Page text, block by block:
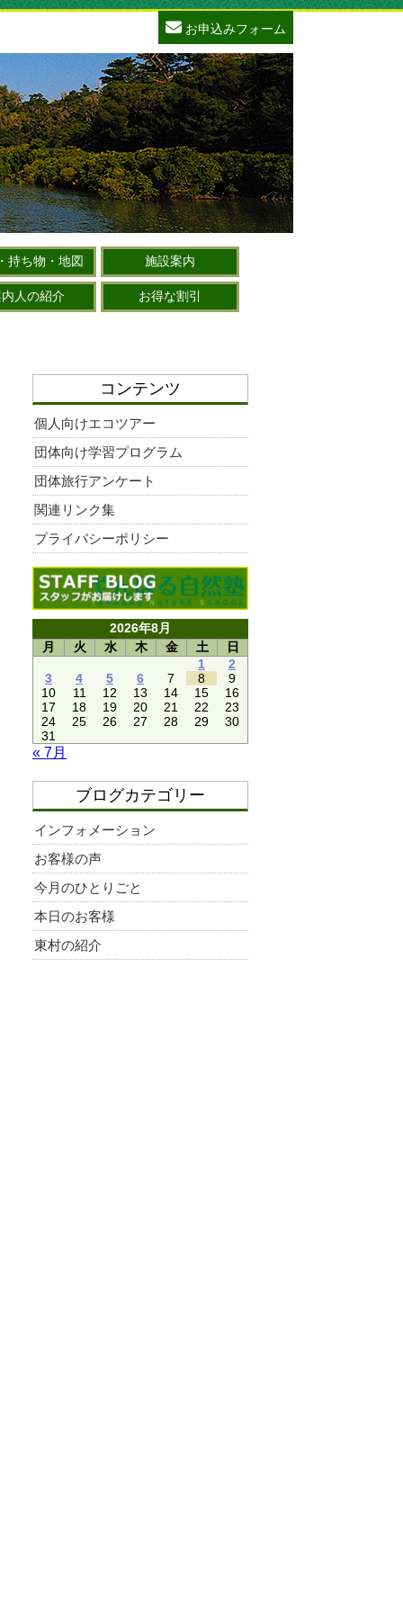
お申込みフォーム
持ち物・地図 施設案内
人の紹介 お得な割引
コンテンツ
個人向けエコツアー
団体向け学習プログラム
団体旅行アンケート
関連リンク集
プライバシーポリシー
2026年8月
月
火 水 木 金 土
日
1
2
3
4 5 6 7 8
9
10
11 12 13 14 15
16
17
18 19 20 21 22
23
24
25 26 27 28 29
30
31
« 7月
ブログカテゴリー
インフォメーション
お客様の声
今月のひとりごと
本日のお客様
東村の紹介